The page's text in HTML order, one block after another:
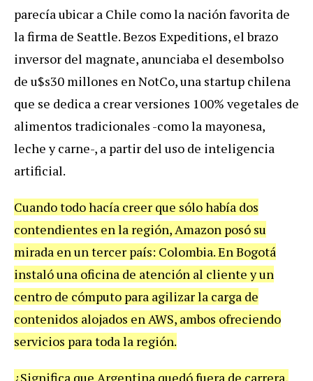
parecíaubicar a Chile comola naciónfavorita de
lafirma de Seattle.Bezos Expeditions, el brazo
inversor del magnate, anunciaba el desembolso
de u$s30 millones enNotCo,una startup chilena
que se dedica a crearversiones 100% vegetales de
alimentos tradicionales -comola mayonesa,
leche y carne-, a partir del uso de inteligencia
artificial.
Cuandotodohacía creer que sólohabía dos
contendientes enla región,Amazon posó su
mirada enuntercer país: Colombia.EnBogotá
instalóuna oficina de atención al cliente yun
centro de cómputo para agilizarla carga de
contenidos alojados enAWS, ambos ofreciendo
servicios paratodala región.
¿Significa que Argentina quedófuera de carrera,